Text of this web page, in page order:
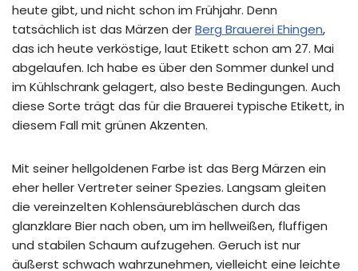
heute gibt, und nicht schon im Frühjahr. Denn
tatsächlich ist das Märzen derBerg Brauerei Ehingen,
das ich heute verköstige, laut Etikett schon am 27. Mai
abgelaufen. Ich habe es über den Sommer dunkel und
im Kühlschrank gelagert, also beste Bedingungen. Auch
diese Sorte trägt das für die Brauerei typische Etikett, in
diesem Fall mit grünen Akzenten.
Mit seiner hellgoldenen Farbe ist das Berg Märzen ein
eher heller Vertreter seiner Spezies. Langsam gleiten
die vereinzelten Kohlensäurebläschen durch das
glanzklare Bier nach oben, um im hellweißen, fluffigen
und stabilen Schaum aufzugehen. Geruch ist nur
äußerst schwach wahrzunehmen, vielleicht eine leichte